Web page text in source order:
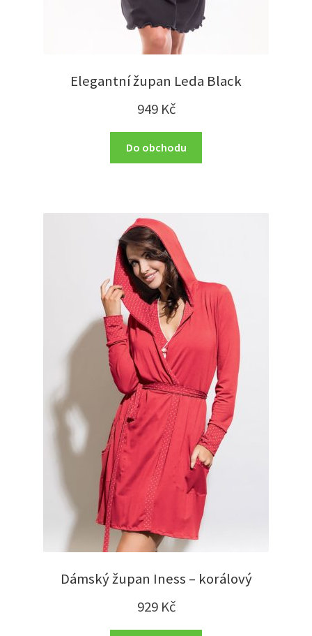
Elegantní župan Leda Black
949 Kč
Do obchodu
Dámský župan Iness – korálový
929 Kč